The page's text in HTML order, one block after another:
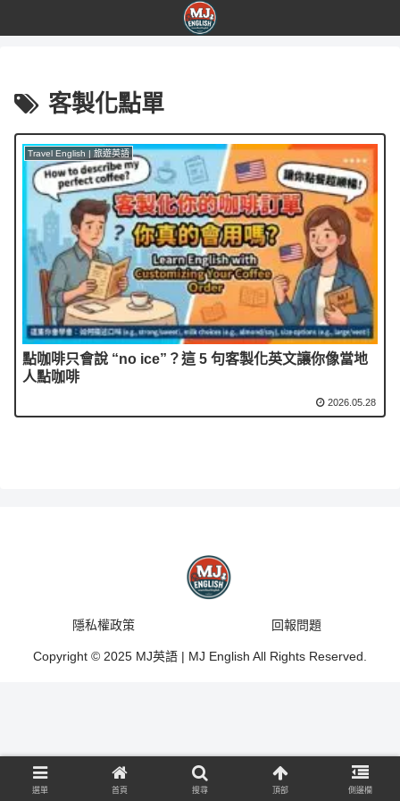
客製化點單
Travel English | 旅遊英語
點咖啡只會說 “no ice”？這 5 句客製化英文讓你像當地
人點咖啡
2026.05.28
隱私權政策 回報問題
Copyright © 2025 MJ英語 | MJ English All Rights Reserved.
選單 首頁 搜尋 頂部 側邊欄